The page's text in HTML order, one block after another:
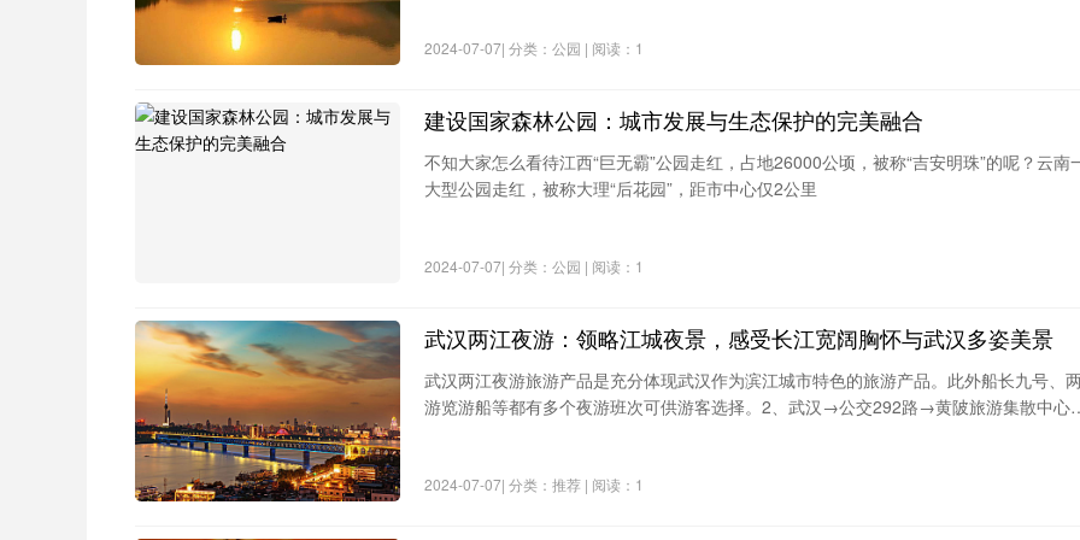
鲁王陵是明朝藩王鲁建王的陵墓，位于凤凰山麓，依山傍水，临渭水，四周深泉涧壑纵横，风景秀丽
人。整个陵园巍峨壮观，布局规整，庄严肃穆。由东陵区（鲁王陵）、西陵区（二妃赵氏陵）和神道三大
分组成河南新乡凤凰山森林公园介绍，占地面积400余亩。陵园用砖、木料极少，几乎全部用青石、白
成，有“中原石头城”之称。
7. 新乡市博物馆
2024-07-07| 分类：公园 | 阅读：1
建设国家森林公园：城市发展与生态保护的完美融合
不知大家怎么看待江西“巨无霸”公园走红，占地26000公顷，被称“吉安明珠”的呢？云南
大型公园走红，被称大理“后花园”，距市中心仅2公里
2024-07-07| 分类：公园 | 阅读：1
武汉两江夜游：领略江城夜景，感受长江宽阔胸怀与武汉多姿美景
武汉两江夜游旅游产品是充分体现武汉作为滨江城市特色的旅游产品。此外船长九号、
游览游船等都有多个夜游班次可供游客选择。2、武汉→公交292路→黄陂旅游集散中
2024-07-07| 分类：推荐 | 阅读：1